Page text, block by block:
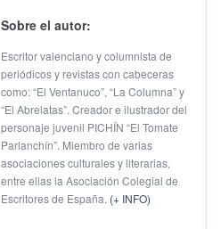
Sobre el autor:
Escritor valenciano y columnista de
periódicos y revistas con cabeceras
como: “El Ventanuco”, “La Columna” y
“El Abrelatas”. Creador e ilustrador del
personaje juvenil PICHÍN “El Tomate
Parlanchín”. Miembro de varias
asociaciones culturales y literarias,
entre ellas la Asociación Colegial de
Escritores de España. (+ INFO)